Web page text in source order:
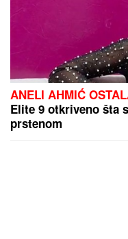
ANELI AHMIĆ
Elite 9 otkriveno šta
prstenom